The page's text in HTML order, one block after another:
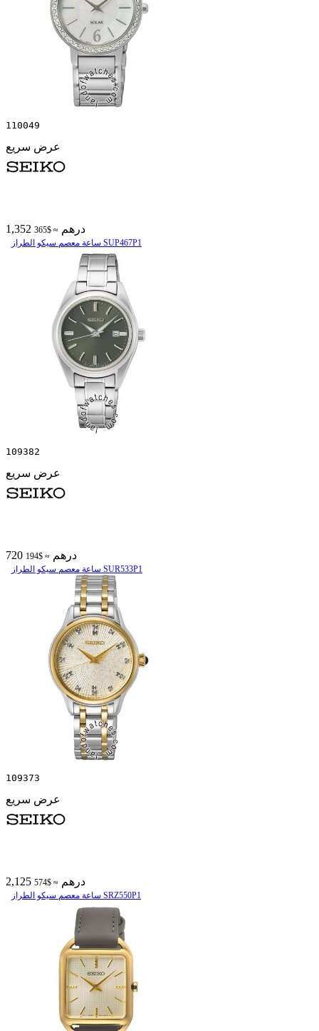
110049
عرض سريع
1,352 درهم ≈ $365
ساعة معصم سیکو الطراز SUP467P1
109382
عرض سريع
720 درهم ≈ $194
ساعة معصم سیکو الطراز SUR533P1
109373
عرض سريع
2,125 درهم ≈ $574
ساعة معصم سیکو الطراز SRZ550P1